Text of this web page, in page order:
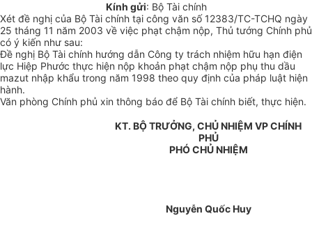
Kính gửi: Bộ Tài chính
Xét đề nghị của Bộ Tài chính tại công văn số 12383/TC-TCHQ ngày
25 tháng 11 năm 2003 về việc phạt chậm nộp, Thủ tướng Chính phủ
có ý kiến như sau:
Đề nghị Bộ Tài chính hướng dẫn Công ty trách nhiệm hữu hạn điện
lực Hiệp Phước thực hiện nộp khoản phạt chậm nộp phụ thu dầu
mazut nhập khẩu trong năm 1998 theo quy định của pháp luật hiện
hành.
Văn phòng Chính phủ xin thông báo để Bộ Tài chính biết, thực hiện.
KT. BỘ TRƯỞNG, CHỦ NHIỆM VP CHÍNH
PHỦ
PHÓ CHỦ NHIỆM
Nguyễn Quốc Huy